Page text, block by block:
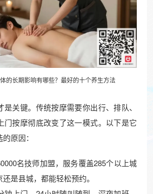
的长期影响有哪些？最好的十个养生方法
是关键。传统按摩需要你出行、排队、
门按摩彻底改变了这一模式。以下是它
原因：
名技师加盟，服务覆盖285个以上城
是县城，都能轻松预约。